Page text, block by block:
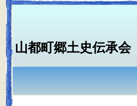
山都町郷土史伝承会